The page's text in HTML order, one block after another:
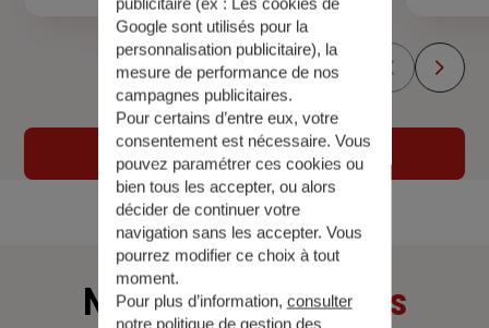
examens sont prévus, à quel âge et
comment vous y préparer sereinement —
sans rien laisser passer.
Voir tous les articles
Nos derniersarticles
Google sont utilisés pour la
personnalisation publicitaire), la
mesure de performance de nos
campagnes publicitaires.
Pour certains d’entre eux, votre
consentement est nécessaire. Vous
pouvez paramétrer ces cookies ou
bien tous les accepter, ou alors
décider de continuer votre
navigation sans les accepter. Vous
pourrez modifier ce choix à tout
moment.
Pour plus d’information, consulter
notre politique de gestion des